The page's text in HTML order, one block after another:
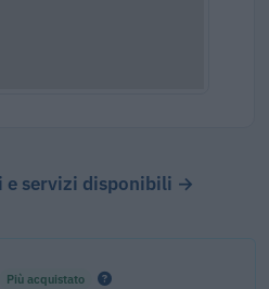
e servizi disponibili →
Più acquistato